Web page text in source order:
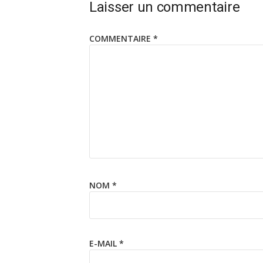
Laisser un commentaire
COMMENTAIRE *
NOM *
E-MAIL *